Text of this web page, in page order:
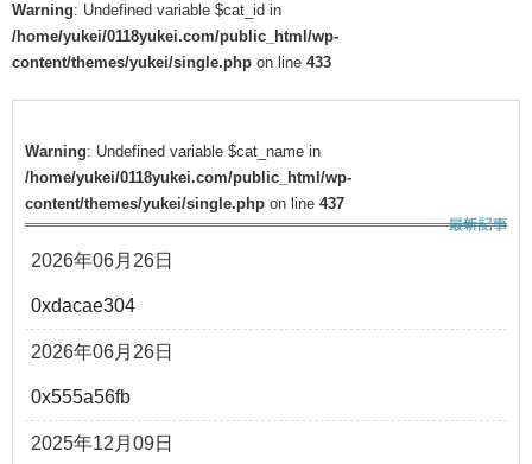
Warning: Undefined variable $cat_id in
/home/yukei/0118yukei.com/public_html/wp-
content/themes/yukei/single.php on line 433
Warning: Undefined variable $cat_name in
/home/yukei/0118yukei.com/public_html/wp-
content/themes/yukei/single.php on line 437
2026年06月26日
0xdacae304
2026年06月26日
0x555a56fb
2025年12月09日